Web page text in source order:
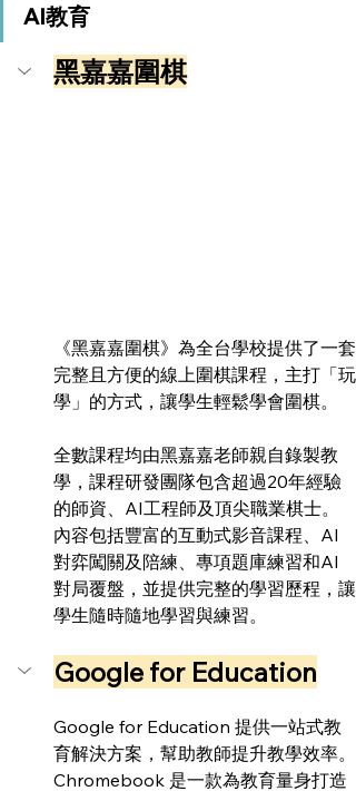
AI教育
黑嘉嘉圍棋
《黑嘉嘉圍棋》為全台學校提供了一套
完整且方便的線上圍棋課程，主打「玩
學」的方式，讓學生輕鬆學會圍棋。
全數課程均由黑嘉嘉老師親自錄製教
學，課程研發團隊包含超過20年經驗
的師資、AI工程師及頂尖職業棋士。
內容包括豐富的互動式影音課程、AI
對弈闖關及陪練、專項題庫練習和AI
對局覆盤，並提供完整的學習歷程，讓
學生隨時隨地學習與練習。
Google for Education
Google for Education 提供一站式教
育解決方案，幫助教師提升教學效率。
Chromebook 是一款為教育量身打造